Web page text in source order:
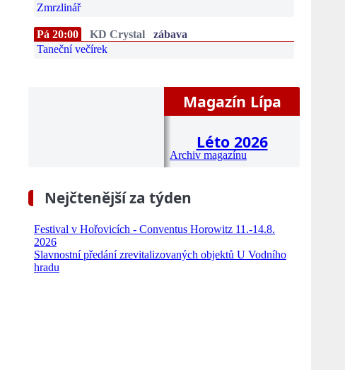
Zmrzlinář
Pá 20:00 KD Crystal
zábava
Taneční večírek
Magazín Lípa
Léto 2026
Archiv magazínu
Nejčtenější za týden
Festival v Hořovicích - Conventus Horowitz 11.-14.8.
2026
Slavnostní předání zrevitalizovaných objektů U Vodního
hradu